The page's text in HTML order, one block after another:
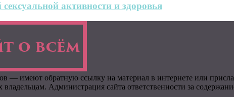
активности и здоровья
— имеют обратную ссылку на материал в интернете или
Администрация сайта ответственности за